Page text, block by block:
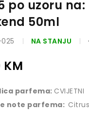
po uzoru
50ml
NA STANJU
KM
parfema: CVIJETNI
note parfema: